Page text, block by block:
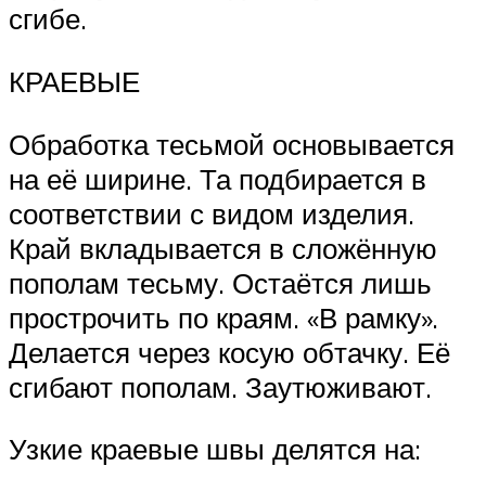
сгибе.
КРАЕВЫЕ
Обработка тесьмой основывается
на её ширине. Та подбирается в
соответствии с видом изделия.
Край вкладывается в сложённую
пополам тесьму. Остаётся лишь
прострочить по краям. «В рамку».
Делается через косую обтачку. Её
сгибают пополам. Заутюживают.
Узкие краевые швы делятся на: